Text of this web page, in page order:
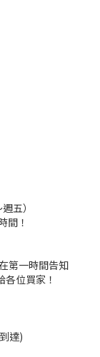
五）
間！
第一時間告知
位買家！
達)